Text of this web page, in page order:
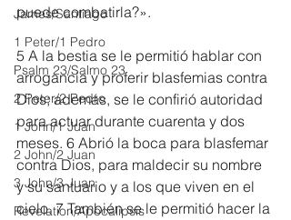
James/Santiago
1 Peter/1 Pedro
Psalm 23/Salmo 23
2 Peter/2 Pedro
1 John/1 Juan
2 John/2 Juan
3 John/3 Juan
Revelation/Apocalipsis
puede combatirla?».
5 A la bestia se le permitió hablar con
arrogancia y proferir blasfemias contra
Dios; además, se le confirió autoridad
para actuar durante cuarenta y dos
meses. 6 Abrió la boca para blasfemar
contra Dios, para maldecir su nombre
y su santuario y a los que viven en el
cielo. 7 También se le permitió hacer la